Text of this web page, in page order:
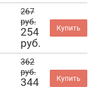
267
руб.
254
руб.
Купить
362
руб.
344
Купить